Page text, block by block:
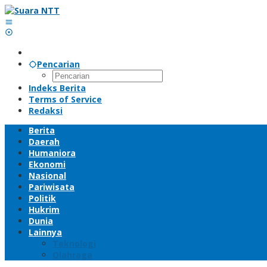
Lewati
ke
konten
Pencarian
Indeks Berita
Terms of Service
Redaksi
Berita
Daerah
Humaniora
Ekonomi
Nasional
Pariwisata
Politik
Hukrim
Dunia
Lainnya
Teknologi
Olahraga